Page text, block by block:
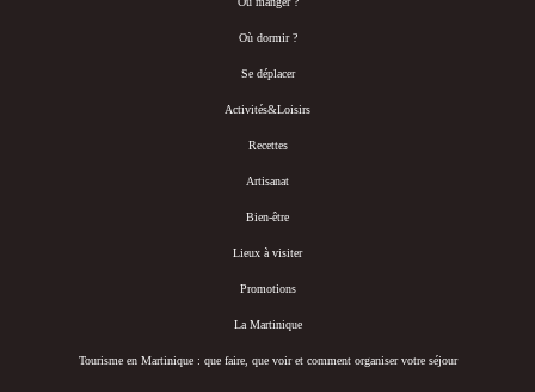
Où dormir ?
Se déplacer
Activités&Loisirs
Recettes
Artisanat
Bien-être
Lieux à visiter
Promotions
La Martinique
Tourisme en Martinique : que faire, que voir et comment organiser votre séjour